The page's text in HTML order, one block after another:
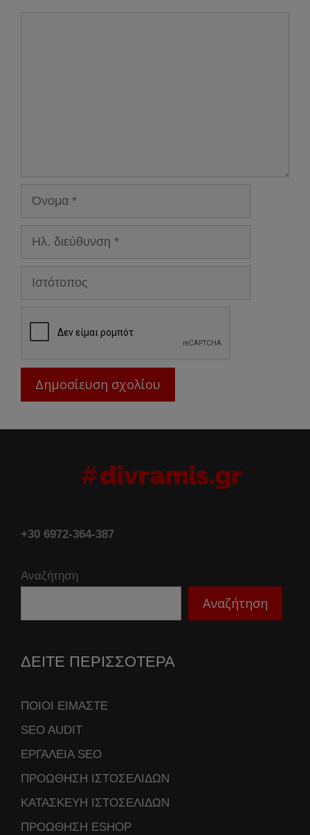
Όνομα
Ηλ.
διεύθυνση
Ιστότοπος
+30 6972-364-387
Αναζήτηση
Αναζήτηση
ΔΕΙΤΕ ΠΕΡΙΣΣΟΤΕΡΑ
ΠΟΙΟΙ ΕΙΜΑΣΤΕ
SEO AUDIT
ΕΡΓΑΛΕΙΑ SEO
ΠΡΟΩΘΗΣΗ ΙΣΤΟΣΕΛΙΔΩΝ
ΚΑΤΑΣΚΕΥΗ ΙΣΤΟΣΕΛΙΔΩΝ
ΠΡΟΩΘΗΣΗ ESHOP